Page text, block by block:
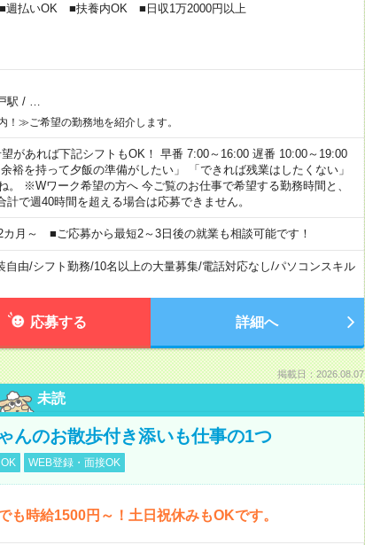
週払いOK ■扶養内OK ■日収1万2000円以上
駅 /
≫ご希望の勤務地を紹介します。
があれば下記シフトもOK！ 早番 7:00～16:00 遅番 10:00～19:00
裕を持って夕飯の準備がしたい」 「できれば残業はしたくない」
。 ※Wワーク希望の方へ 今ご覧のお仕事で希望する勤務時間と、
で週40時間を超える場合は応募できません。
カ月～ ■ご応募から最短2～3日後の就業も相談可能です！
自由/シフト勤務/10名以上の大量募集/電話対応なし/パソコンスキル
応募する 詳細へ
掲載日：2026.08.07
未読
んのお散歩付き添いも仕事の1つ
WEB登録・面接OK
時給1500円～！土日祝休みもOKです。